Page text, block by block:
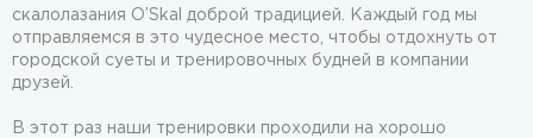
скалолазания O’Skal доброй традицией. Каждый год мы
отправляемся в это чудесное место, чтобы отдохнуть от
городской суеты и тренировочных будней в компании
друзей.
В этот раз наши тренировки проходили на хорошо